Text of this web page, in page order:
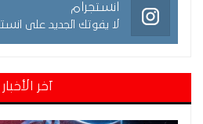
انستجرام
لا يفوتك الجديد على انستا
آخر الأخبار